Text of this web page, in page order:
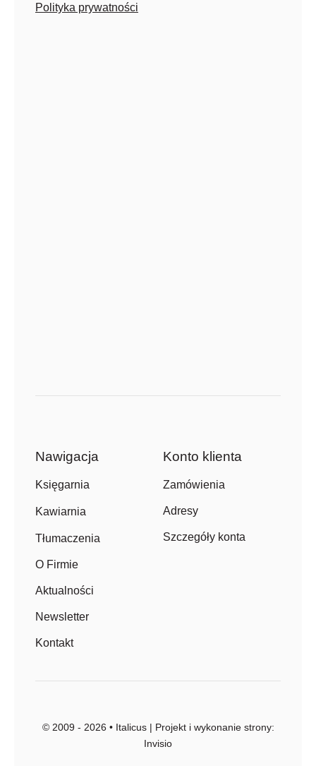
Polityka prywatności
Nawigacja
Księgarnia
Kawiarnia
Tłumaczenia
O Firmie
Aktualności
Newsletter
Kontakt
Konto klienta
Zamówienia
Adresy
Szczegóły konta
© 2009 - 2026 • Italicus | Projekt i wykonanie strony:
Invisio